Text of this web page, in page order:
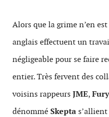
Alors que la grime n’en
anglais effectuent un
négligeable pour se faire
entier. Très fervent des
voisins rappeurs JME,Fury
dénomméSkepta